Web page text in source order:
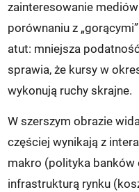
zainteresowanie
porównaniu z
atut: mniejsza
sprawia, że kursy w
wykonują ruchy skrajne.
W szerszym obrazie
częściej wynikają z
makro (polityka banków
infrastrukturą rynku